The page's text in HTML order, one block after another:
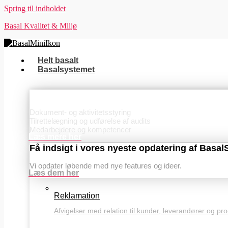
Spring til indholdet
Basal Kvalitet & Miljø
Helt basalt
Basalsystemet
Dokument- og aktivitetsstyring
Tilrettelægning og udførelse af audits
Medarbejdere og kompetencer
Få indsigt i vores nyeste opdatering af
Vi opdater løbende med nye features og ideer.
Læs dem her
Reklamation
Afvigelser med relation til kunder, leverandører og